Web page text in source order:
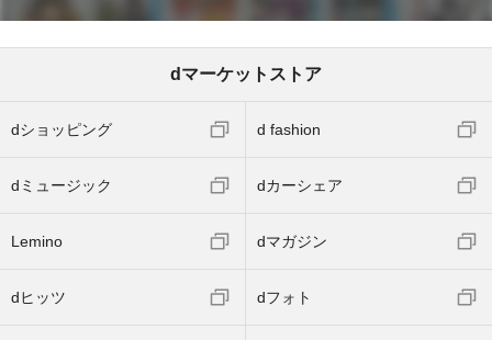
dマーケットストア
dショッピング d fashion
dミュージック dカーシェア
Lemino dマガジン
dヒッツ dフォト